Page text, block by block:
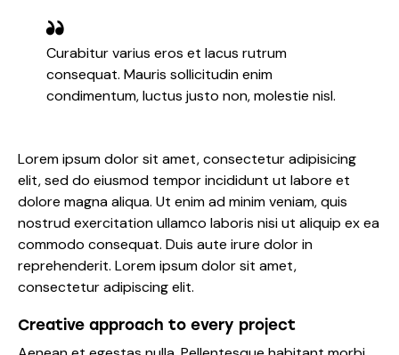
Curabitur varius eros et lacus rutrum
consequat. Mauris sollicitudin enim
condimentum, luctus justo non, molestie nisl.
Lorem ipsum dolor sit amet, consectetur adipisicing
elit, sed do eiusmod tempor incididunt ut labore et
dolore magna aliqua. Ut enim ad minim veniam, quis
nostrud exercitation ullamco laboris nisi ut aliquip ex ea
commodo consequat. Duis aute irure dolor in
reprehenderit. Lorem ipsum dolor sit amet,
consectetur adipiscing elit.
Creative approach to every project